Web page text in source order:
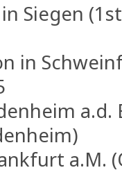
Siegen
in
a.d.
a.M.